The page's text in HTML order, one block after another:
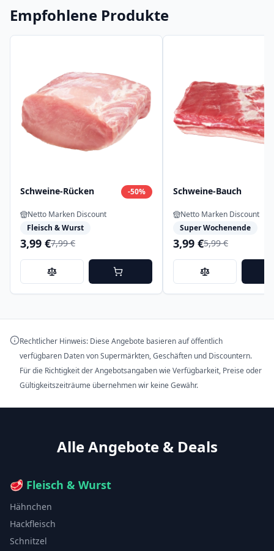
Empfohlene Produkte
Schweine-Rücken -50%
Netto Marken Discount
Fleisch & Wurst
3,99 €7,99 €
Schweine-Bauch
Netto Marken Discount
Super Wochenende
3,99 €5,99 €
Rechtlicher Hinweis: Diese Angebote basieren auf öffentlich
verfügbaren Daten von Supermärkten, Geschäften und Discountern.
Für die Richtigkeit der Angebotsangaben wie Verfügbarkeit, Preise oder
Gültigkeitszeiträume übernehmen wir keine Gewähr.
Alle Angebote & Deals
🥩 Fleisch & Wurst
Hähnchen
Hackfleisch
Schnitzel